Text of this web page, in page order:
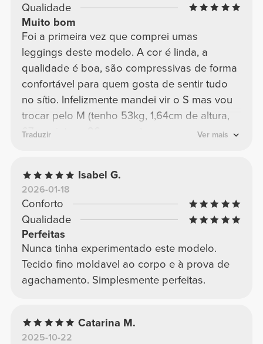
Qualidade
Muito bom
Foi a primeira vez que comprei umas
leggings deste modelo. A cor é linda, a
qualidade é boa, são compressivas de forma
confortável para quem gosta de sentir tudo
no sítio. Infelizmente mandei vir o S mas vou
trocar pelo M (tenho 53kg, 1,64cm de altura,
67cm cintura, 96cm anca)
Traduzir Ver mais
Isabel G.
2026-01-18
Conforto
Qualidade
Perfeitas
Nunca tinha experimentado este modelo.
Tecido fino moldavel ao corpo e à prova de
agachamento. Simplesmente perfeitas.
Catarina M.
2025-10-22